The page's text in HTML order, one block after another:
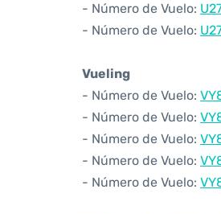
- Número de Vuelo:
- Número de Vuelo:
Vueling
- Número de Vuelo:
- Número de Vuelo:
- Número de Vuelo:
- Número de Vuelo:
- Número de Vuelo: